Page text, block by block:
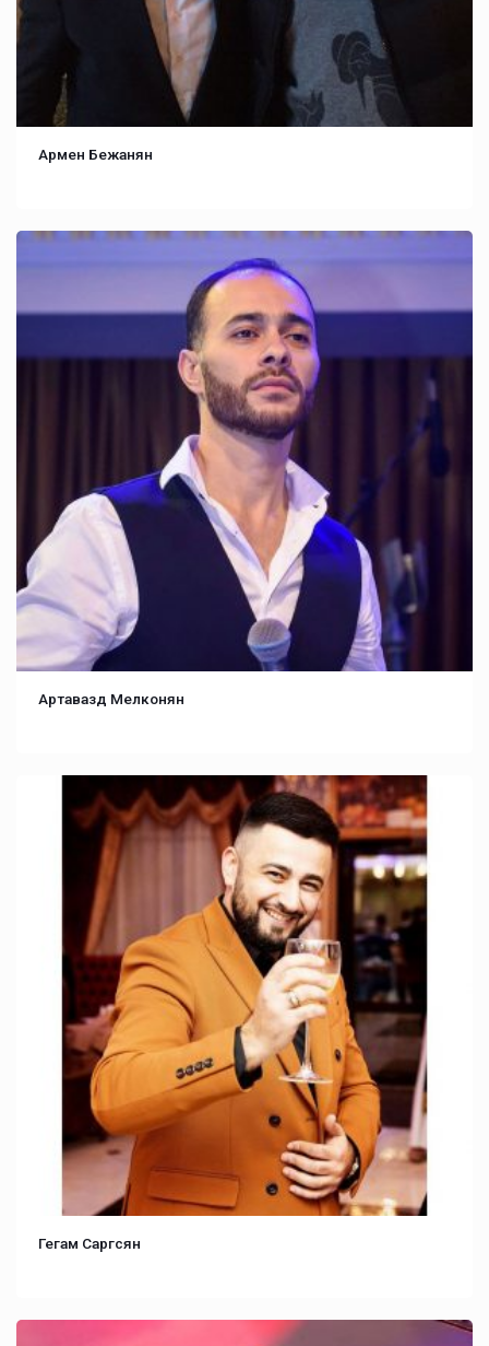
Армен Бежанян
Артавазд Мелконян
Гегам Саргсян